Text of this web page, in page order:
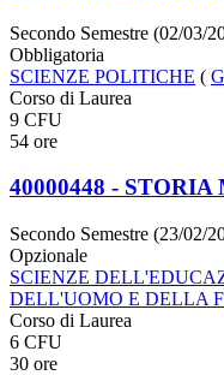
Secondo Semestre (02/03/
Obbligatoria
SCIENZE POLITICHE (
Corso di Laurea
9 CFU
54 ore
40000448 - STORIA
Secondo Semestre (23/02/
Opzionale
SCIENZE
DELL'UOMO E DELLA
Corso di Laurea
6 CFU
30 ore